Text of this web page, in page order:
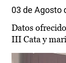
03 de Agosto
Datos
III Cata y